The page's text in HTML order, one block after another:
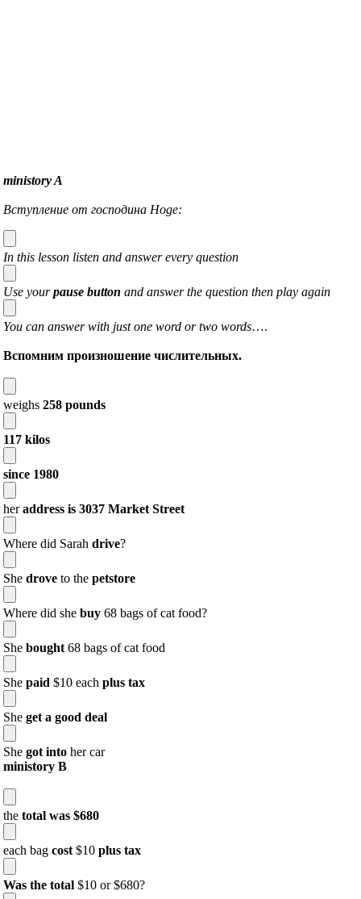
ministory A
Вступление от господина Hoge:
In this lesson listen and answer every question
Use yourpause button and answer the question then play again
You can answer with just one word or two words….
Вспомним произношение числительных.
weighs258 pounds
117 kilos
since 1980
heraddress is 3037 Market Street
Where did Sarahdrive?
Shedrove to thepetstore
Where did shebuy 68 bags of cat food?
She bought 68 bags of cat food
Shepaid $10 eachplus tax
Sheget a good deal
Shegot into her car
ministory B
thetotal was $680
each bagcost $10plus tax
Was the total $10 or $680?